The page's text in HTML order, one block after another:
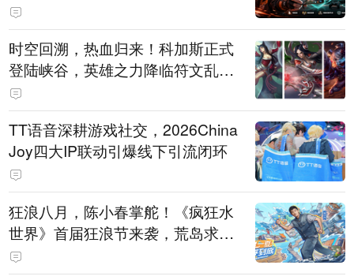
时空回溯，热血归来！科加斯正式
登陆峡谷，英雄之力降临符文乱
斗！
TT语音深耕游戏社交，2026China
Joy四大IP联动引爆线下引流闭环
狂浪八月，陈小春掌舵！《疯狂水
世界》首届狂浪节来袭，荒岛求生
直播即将开启